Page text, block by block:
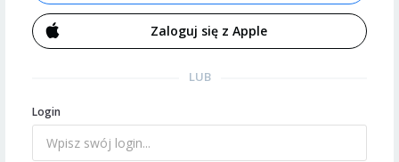
Zaloguj się z Apple
LUB
Login